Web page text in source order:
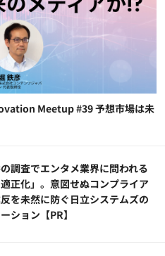
Meetup #39 予想市場は未
調査でエンタメ業界に問われる
適正化」。意図せぬコンプライア
を未然に防ぐ日立システムズの
ション​【PR】